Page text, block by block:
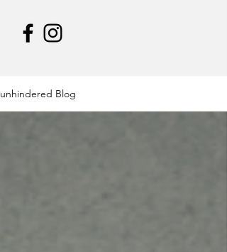
unhindered Blog